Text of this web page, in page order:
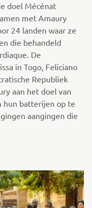
doel Mécénat
met Amaury
24 landen waar ze
die behandeld
De
in Togo, Feliciano
Republiek
aan het doel van
hun batterijen op te
aangingen die